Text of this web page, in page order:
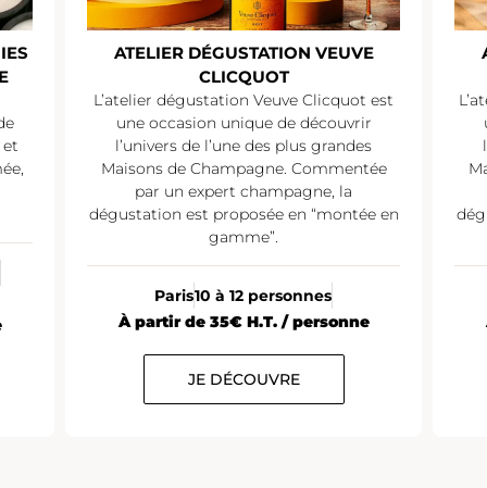
ATELIER DÉGUSTATION VEUVE
CLICQUOT
L’atelier dégustation Veuve Clicquot est
une occasion unique de découvrir
l’univers de l’une des plus grandes
Maisons de Champagne. Commentée
par un expert champagne, la
dégustation est proposée en “montée en
gamme”.
Paris10 à 12 personnes
À partir de 35€ H.T. / personne
JE DÉCOUVRE